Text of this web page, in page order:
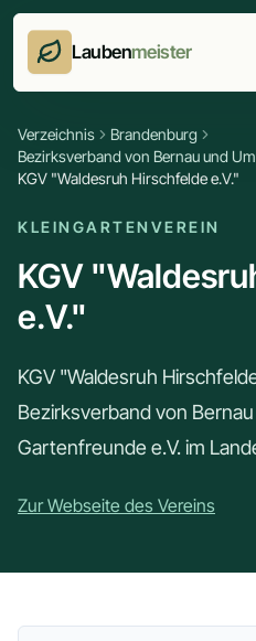
Laubenmeister
Verzeichnis
Brandenburg
Bezirksverband von Bernau und
KGV "Waldesruh Hirschfelde e.V."
KLEINGARTENVEREIN
KGV
e.V."
KGV "Waldesruh
Bezirksverband von
Gartenfreunde e.V. im
Zur Webseite des Vereins